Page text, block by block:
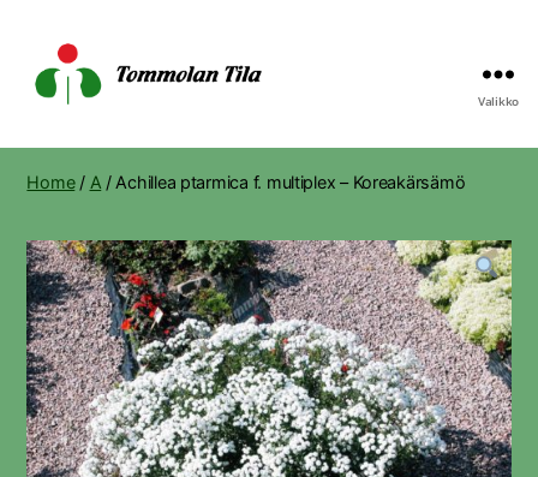
Tila
Valikko
Home/ A / Achillea ptarmica f. multiplex – Koreakärsämö